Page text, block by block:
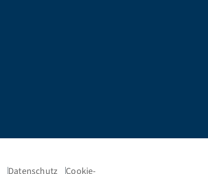
Datenschutz Cookie-